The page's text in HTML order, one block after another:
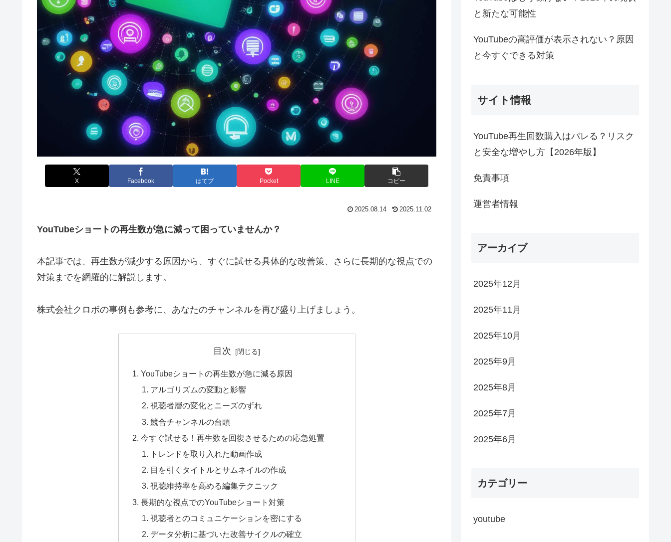
X Facebook はてブ Pocket LINE コピー
2025.08.14 2025.11.02
YouTubeショートの再生数が急に減って困っていませんか？
本記事では、再生数が減少する原因から、すぐに試せる具体的な改善策、さらに長期的な視点での
対策までを網羅的に解説します。
株式会社クロボの事例も参考に、あなたのチャンネルを再び盛り上げましょう。
目次
YouTubeショートの再生数が急に減る原因
アルゴリズムの変動と影響
視聴者層の変化とニーズのずれ
競合チャンネルの台頭
今すぐ試せる！再生数を回復させるための応急処置
トレンドを取り入れた動画作成
目を引くタイトルとサムネイルの作成
視聴維持率を高める編集テクニック
長期的な視点でのYouTubeショート対策
視聴者とのコミュニケーションを密にする
データ分析に基づいた改善サイクルの確立
と新たな可能性
YouTubeの高評価が表示されない？原因
と今すぐできる対策
サイト情報
YouTube再生回数購入はバレる？リスク
と安全な増やし方【2026年版】
免責事項
運営者情報
アーカイブ
2025年12月
2025年11月
2025年10月
2025年9月
2025年8月
2025年7月
2025年6月
カテゴリー
youtube